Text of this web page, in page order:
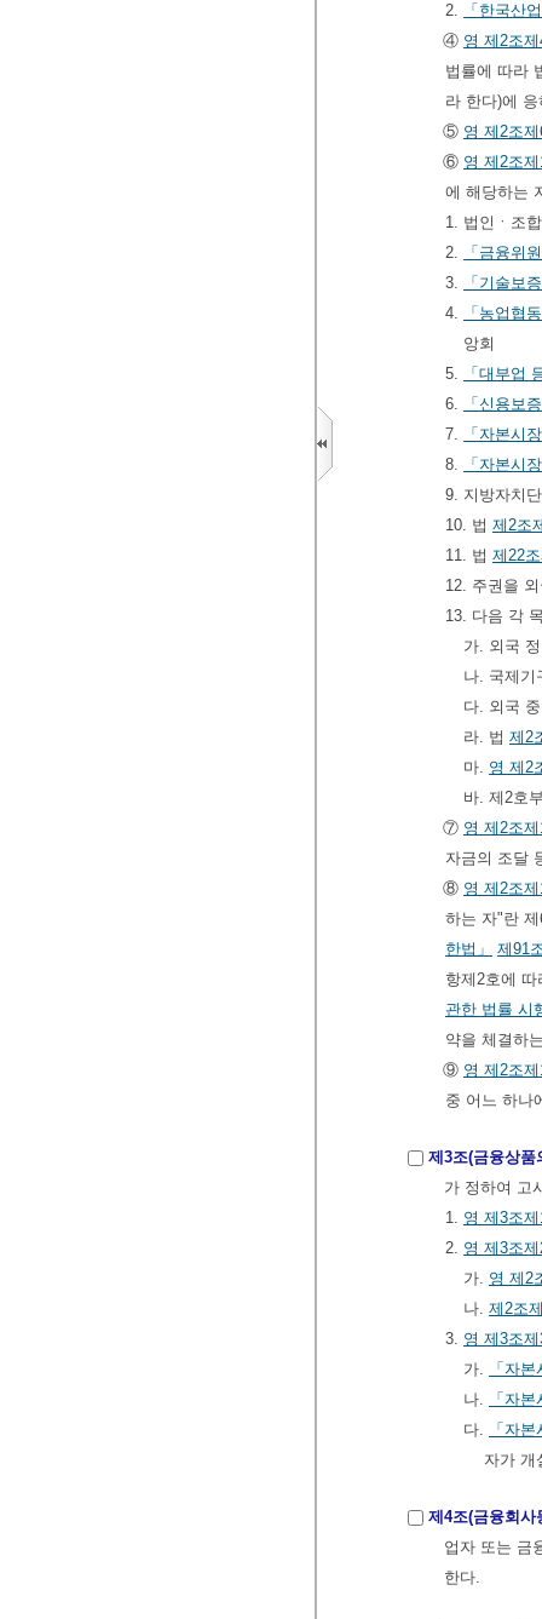
2.
「한국산
④ 영 제2조
법률에 따라
라 한다)에
⑤ 영 제2조
⑥ 영 제2조
에 해당하는
1. 법인ㆍ조
2.
「금융위
3.
「기술보
4.
「농업협
앙회
5.
「대부업
6.
「신용보
7.
「자본시
8.
「자본시
9. 지방자치
10. 법 제2조
11. 법 제22
12. 주권을
13. 다음 각
가. 외국
나. 국제
다. 외국
라. 법 제2
마. 영 제2
바. 제2호
⑦ 영 제2조
자금의 조달
⑧ 영 제2조
하는 자"란
한법」
제91
항제2호에
관한 법률 시
약을 체결하
⑨ 영 제2조
중 어느 하나
제3조(금융상품
가 정하여 고
1. 영 제3조
2. 영 제3조
가. 영 제2
나. 제2조
3. 영 제3조
가.
「자
나.
「자
다.
「자
자가 개
제4조(금융회사
업자 또는 금
한다.